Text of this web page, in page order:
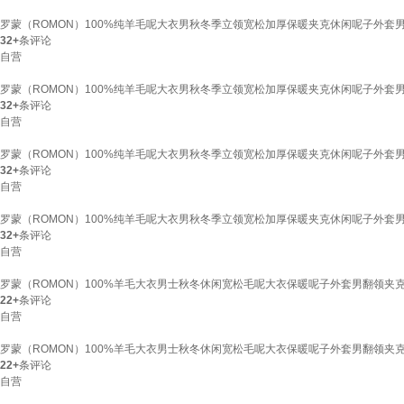
罗蒙（ROMON）100%纯羊毛呢大衣男秋冬季立领宽松加厚保暖夹克休闲呢子外套
32+条评论
自营
罗蒙（ROMON）100%纯羊毛呢大衣男秋冬季立领宽松加厚保暖夹克休闲呢子外套
32+条评论
自营
罗蒙（ROMON）100%纯羊毛呢大衣男秋冬季立领宽松加厚保暖夹克休闲呢子外套
32+条评论
自营
罗蒙（ROMON）100%纯羊毛呢大衣男秋冬季立领宽松加厚保暖夹克休闲呢子外套
32+条评论
自营
罗蒙（ROMON）100%羊毛大衣男士秋冬休闲宽松毛呢大衣保暖呢子外套男翻领夹
22+条评论
自营
罗蒙（ROMON）100%羊毛大衣男士秋冬休闲宽松毛呢大衣保暖呢子外套男翻领夹
22+条评论
自营